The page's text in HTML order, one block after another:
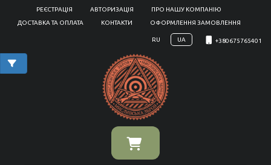
РЕЄСТРАЦІЯ АВТОРИЗАЦІЯ
ПРО НАШУ КОМПАНІЮ
ДОСТАВКА ТА ОПЛАТА
КОНТАКТИ ОФОРМЛЕННЯ ЗАМОВЛЕННЯ
RU UA +380675765401